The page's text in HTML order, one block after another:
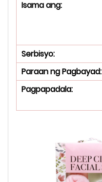
Isama ang:
Serbisyo:
Paraan ng Pagbayad:
Pagpapadala: